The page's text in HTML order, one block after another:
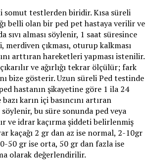
somut testlerden biridir. Kısa süreli
belli olan bir ped pet hastaya verilir ve
sıvı alması söylenir, 1 saat süresince
merdiven çıkması, oturup kalkması
arttıran hareketleri yapması istenilir.
ve ağırlığı tekrar ölçülür; fark
bize gösterir. Uzun süreli Ped testinde
hastanın şikayetine göre 1 ila 24
karın içi basıncını artıran
bu süre sonunda ped veya
ve idrar kaçırma şiddeti belirlenmiş
kaçağı 2 gr dan az ise normal, 2-10gr
50 gr ise orta, 50 gr dan fazla ise
olarak değerlendirilir.